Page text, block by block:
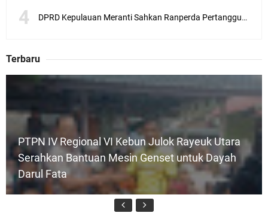
DPRD Kepulauan Meranti Sahkan Ranperda Pertanggungjawaban APBD 2025, Pemkab Siap Tindaklanjuti 11 Rekomendasi Banggar
Terbaru
PTPN IV Regional VI Kebun Julok Rayeuk Utara
Serahkan Bantuan Mesin Genset untuk Dayah
Darul Fata